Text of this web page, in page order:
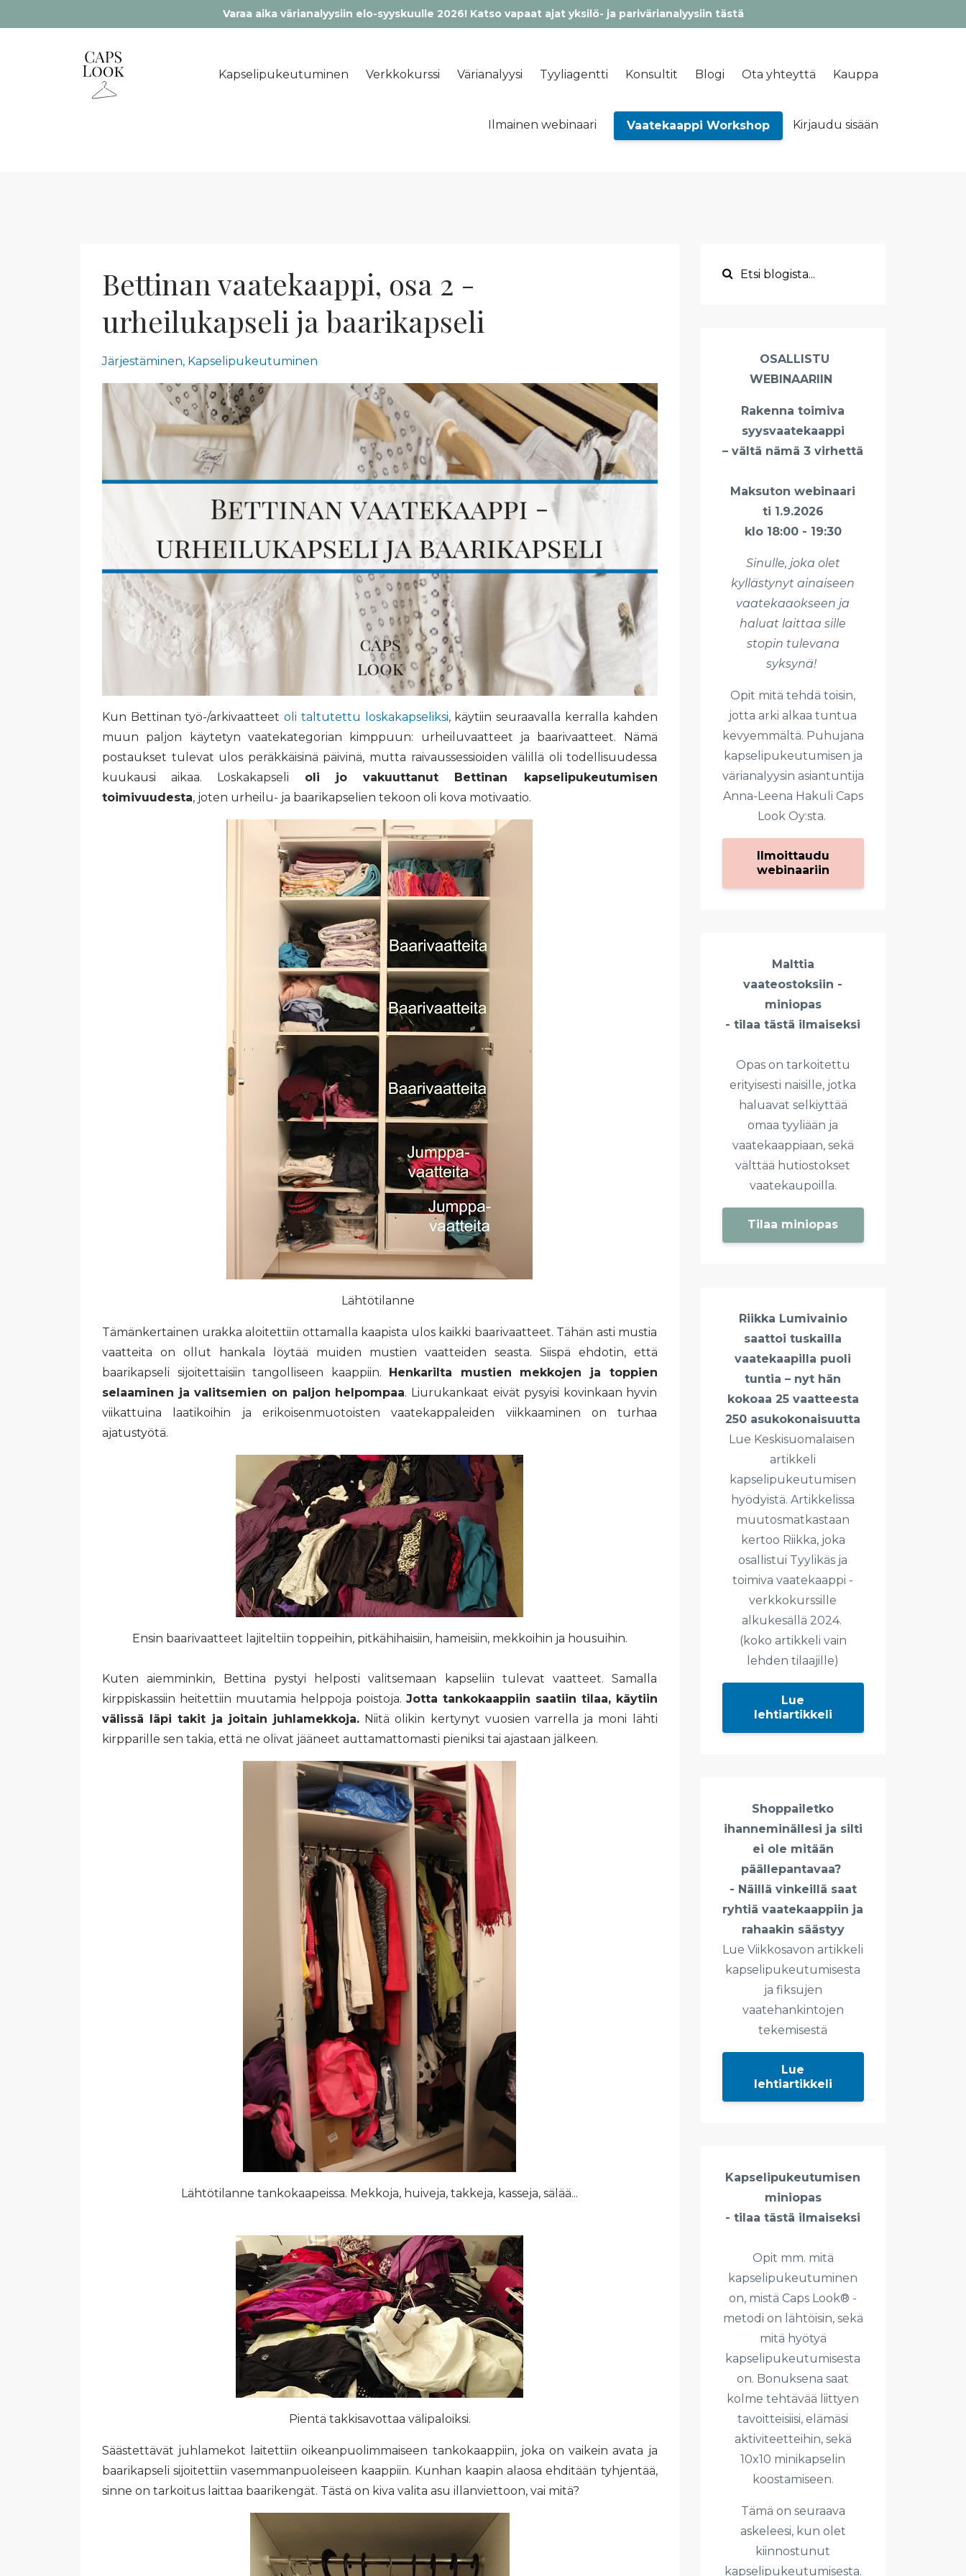
Varaa aika värianalyysiin elo-syyskuulle 2026! Katso vapaat ajat yksilö- ja parivärianalyysiin tästä
Kapselipukeutuminen Verkkokurssi Värianalyysi Tyyliagentti Konsultit Blogi Ota yhteyttä Kauppa
Ilmainen webinaari Vaatekaappi Workshop Kirjaudu sisään
Bettinan vaatekaappi, osa 2 -
urheilukapseli ja baarikapseli
Järjestäminen Kapselipukeutuminen
Kun Bettinan työ-/arkivaatteetoli taltutettu loskakapseliksi, käytiin seuraavalla kerralla kahden
muun paljon käytetyn vaatekategorian kimppuun: urheiluvaatteet ja baarivaatteet. Nämä
postaukset tulevat ulos peräkkäisinä päivinä, mutta raivaussessioiden välillä oli todellisuudessa
kuukausi aikaa. Loskakapseli oli jo vakuuttanut Bettinan kapselipukeutumisen
toimivuudesta, joten urheilu- ja baarikapselien tekoon oli kova motivaatio.
Lähtötilanne
Tämänkertainen urakka aloitettiin ottamalla kaapista ulos kaikki baarivaatteet. Tähän asti mustia
vaatteita on ollut hankala löytää muiden mustien vaatteiden seasta. Siispä ehdotin, että
baarikapseli sijoitettaisiin tangolliseen kaappiin. Henkarilta mustien mekkojen ja toppien
selaaminen ja valitsemien on paljon helpompaa. Liurukankaat eivät pysyisi kovinkaan hyvin
viikattuina laatikoihin ja erikoisenmuotoisten vaatekappaleiden viikkaaminen on turhaa
ajatustyötä.
Ensin baarivaatteet lajiteltiin toppeihin, pitkähihaisiin, hameisiin, mekkoihin ja housuihin.
Kuten aiemminkin, Bettina pystyi helposti valitsemaan kapseliin tulevat vaatteet. Samalla
kirppiskassiin heitettiin muutamia helppoja poistoja. Jotta tankokaappiin saatiin tilaa, käytiin
välissä läpi takit ja joitain juhlamekkoja.Niitä olikin kertynyt vuosien varrella ja moni lähti
kirpparille sen takia, että ne olivat jääneet auttamattomasti pieniksi tai ajastaan jälkeen.
Lähtötilanne tankokaapeissa. Mekkoja, huiveja, takkeja, kasseja, sälää...
Pientä takkisavottaa välipaloiksi.
Säästettävät juhlamekot laitettiin oikeanpuolimmaiseen tankokaappiin, joka on vaikein avata ja
baarikapseli sijoitettiin vasemmanpuoleiseen kaappiin. Kunhan kaapin alaosa ehditään tyhjentää,
sinne on tarkoitus laittaa baarikengät. Tästä on kiva valita asu illanviettoon, vai mitä?
OSALLISTU
WEBINAARIIN
Rakenna toimiva
syysvaatekaappi
– vältä nämä 3 virhettä
Maksuton webinaari
ti 1.9.2026
klo 18:00 - 19:30
Sinulle, joka olet
kyllästynyt ainaiseen
vaatekaaokseen ja
haluat laittaa sille
stopin tulevana
syksynä!
Opit mitä tehdä toisin,
jotta arki alkaa tuntua
kevyemmältä. Puhujana
kapselipukeutumisen ja
värianalyysin asiantuntija
Anna-Leena Hakuli Caps
Look Oy:sta.
Ilmoittaudu
webinaariin
Malttia
vaateostoksiin -
miniopas
- tilaa tästä ilmaiseksi
Opas on tarkoitettu
erityisesti naisille, jotka
haluavat selkiyttää
omaa tyyliään ja
vaatekaappiaan, sekä
välttää hutiostokset
vaatekaupoilla.
Tilaa miniopas
Riikka Lumivainio
saattoi tuskailla
vaatekaapilla puoli
tuntia – nyt hän
kokoaa 25 vaatteesta
250 asukokonaisuutta
Lue Keskisuomalaisen
artikkeli
kapselipukeutumisen
hyödyistä. Artikkelissa
muutosmatkastaan
kertoo Riikka, joka
osallistui Tyylikäs ja
toimiva vaatekaappi -
verkkokurssille
alkukesällä 2024.
(koko artikkeli vain
lehden tilaajille)
Lue
lehtiartikkeli
Shoppailetko
ihanneminällesi ja silti
ei ole mitään
päällepantavaa?
- Näillä vinkeillä saat
ryhtiä vaatekaappiin ja
rahaakin säästyy
Lue Viikkosavon artikkeli
kapselipukeutumisesta
ja fiksujen
vaatehankintojen
tekemisestä
Lue
lehtiartikkeli
Kapselipukeutumisen
miniopas
- tilaa tästä ilmaiseksi
Opit mm. mitä
kapselipukeutuminen
on, mistä Caps Look® -
metodi on lähtöisin, sekä
mitä hyötyä
kapselipukeutumisesta
on. Bonuksena saat
kolme tehtävää liittyen
tavoitteisiisi, elämäsi
aktiviteetteihin, sekä
10x10 minikapselin
koostamiseen.
Tämä on seuraava
askeleesi, kun olet
kiinnostunut
kapselipukeutumisesta.